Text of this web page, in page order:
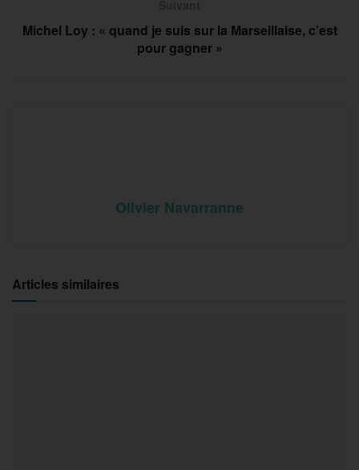
Michel Loy : « quand je suis sur la Marseillaise, c’est
pour gagner »
Olivier Navarranne
Articles similaires